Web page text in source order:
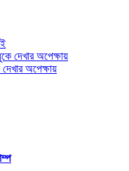
অপেক্ষায়